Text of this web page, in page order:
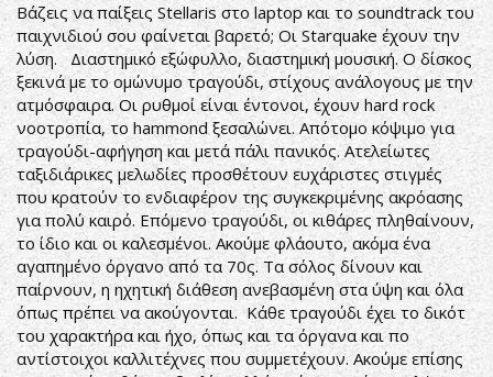
Βάζεις να παίξεις Stellaris στο laptop και το soundtrack του
παιχνιδιού σου φαίνεται βαρετό; Οι Starquake έχουν την
λύση. Διαστημικό εξώφυλλο, διαστημική μουσική. Ο δίσκος
ξεκινά με το ομώνυμο τραγούδι, στίχους ανάλογους με την
ατμόσφαιρα. Οι ρυθμοί είναι έντονοι, έχουν hard rock
νοοτροπία, το hammond ξεσαλώνει. Απότομο κόψιμο για
τραγούδι-αφήγηση και μετά πάλι πανικός. Ατελείωτες
ταξιδιάρικες μελωδίες προσθέτουν ευχάριστες στιγμές
που κρατούν το ενδιαφέρον της συγκεκριμένης ακρόασης
για πολύ καιρό. Επόμενο τραγούδι, οι κιθάρες πληθαίνουν,
το ίδιο και οι καλεσμένοι. Ακούμε φλάουτο, ακόμα ένα
αγαπημένο όργανο από τα 70ς. Τα σόλος δίνουν και
παίρνουν, η ηχητική διάθεση ανεβασμένη στα ύψη και όλα
όπως πρέπει να ακούγονται. Kάθε τραγούδι έχει το δικότ
του χαρακτήρα και ήχο, όπως και τα όργανα και πο
αντίστοιχοι καλλιτέχνες που συμμετέχουν. Ακούμε επίσης